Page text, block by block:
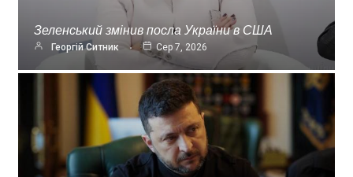
Зеленський змінив посла України в США
Георгій Ситник Сер 7, 2026